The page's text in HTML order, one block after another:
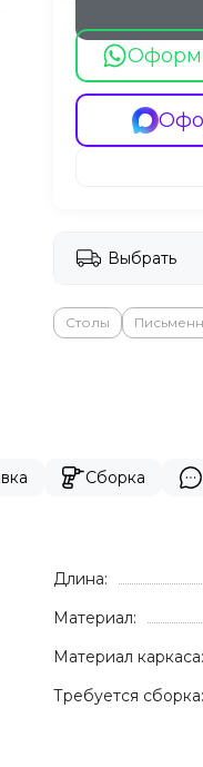
Выбрать
Столы
Сборка
Длина:
Материал:
Материал каркаса:
Требуется сборка: